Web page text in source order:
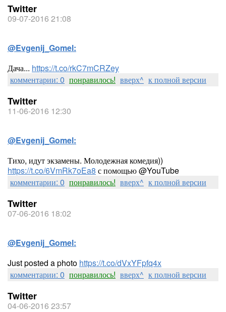
Twitter
09-07-2016 21:08
@Evgenij_Gomel:
Дача... https://t.co/rkC7mCRZey
комментарии: 0 понравилось! вверх^ к полной версии
Twitter
11-06-2016 12:30
@Evgenij_Gomel:
Тихо, идут экзамены. Молодежная комедия))
https://t.co/6VmRk7oEa8 с помощью @YouTube
комментарии: 0 понравилось! вверх^ к полной версии
Twitter
07-06-2016 18:02
@Evgenij_Gomel:
Just posted a photo https://t.co/dVxYFpfq4x
комментарии: 0 понравилось! вверх^ к полной версии
Twitter
04-06-2016 23:57